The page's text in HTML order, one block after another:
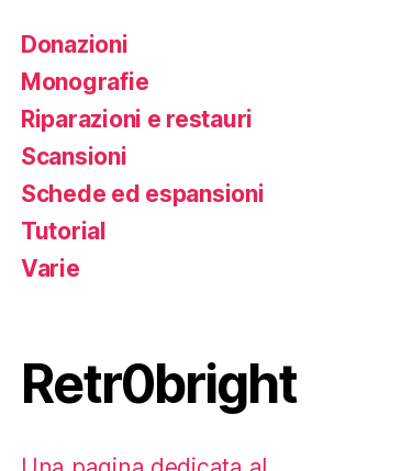
Donazioni
Monografie
Riparazioni e restauri
Scansioni
Schede ed espansioni
Tutorial
Varie
Retr0bright